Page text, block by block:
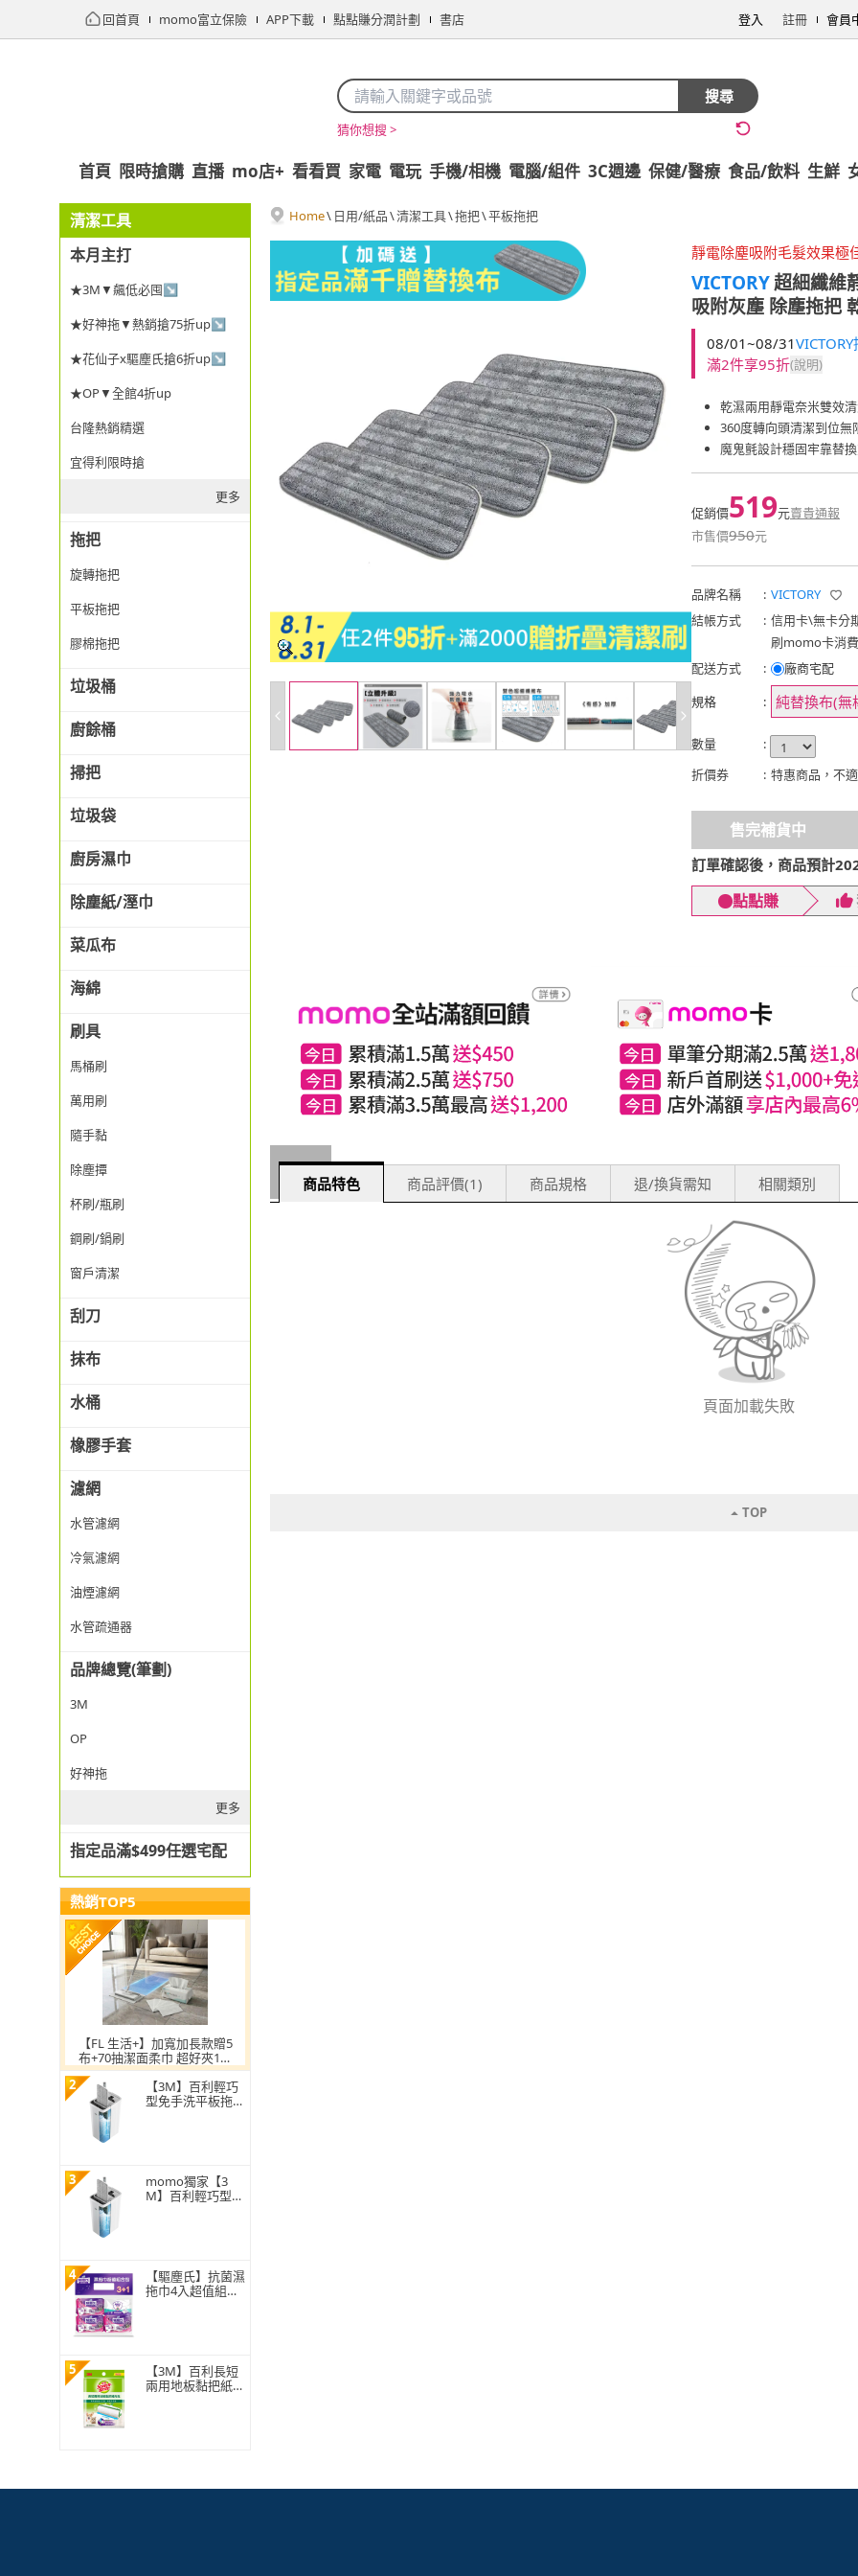
回首頁 momo富立保險 APP下載 點點賺分潤計劃 書店 登入 註冊 會員
搜尋
猜你想搜 >
首頁 限時搶購 直播 mo店+ 看看買 家電 電玩 手機/相機 電腦/組件 3C週邊 保健/醫療 食品/飲料 生鮮
清潔工具
本月主打
★3M▼飆低必囤↘
★好神拖▼熱銷搶75折up↘
★花仙子x驅塵氏搶6折up↘
★OP▼全館4折up
台隆熱銷精選
宜得利限時搶
更多
拖把
旋轉拖把
平板拖把
膠棉拖把
垃圾桶
廚餘桶
掃把
垃圾袋
廚房濕巾
除塵紙/溼巾
菜瓜布
海綿
刷具
馬桶刷
萬用刷
隨手黏
除塵撢
杯刷/瓶刷
鋼刷/鍋刷
窗戶清潔
刮刀
抹布
水桶
橡膠手套
濾網
水管濾網
冷氣濾網
油煙濾網
水管疏通器
品牌總覽(筆劃)
3M
OP
好神拖
更多
指定品滿$499任選宅配
熱銷TOP5
【FL 生活+】加寬加長款贈5
布+70抽潔面柔巾 超好夾1秒
換布洗臉巾環保拖把
2
【3M】百利輕巧
型免手洗平板拖把
3
momo獨家【3
M】百利輕巧型免
4
【驅塵氏】抗菌濕
拖巾4入超值組合
5
【3M】百利長短
兩用地板黏把紙捲
Home\ 日用/紙品\清潔工具\拖把\平板拖把
靜電除塵吸附毛髮效果極
VICTORY超細纖維
吸附灰塵 除塵拖把
08/01~08/31
滿2件享95折(說明)
乾濕兩用靜電奈米雙效
360度轉向頭清潔到位無
魔鬼氈設計穩固牢靠替
促銷價519元賣貴通報
市售價950元
品牌名稱 : VICTORY
結帳方式
: 信用卡\無卡分
刷momo卡消
配送方式
:
廠商宅配
規格
: 純替換布(無
數量
:
折價券
: 特惠商品，不
售完補貨中
訂單確認後，商品預計
點點賺
商品特色 商品評價(1) 商品規格 退/換貨需知 相關類別
頁面加載失敗
TOP